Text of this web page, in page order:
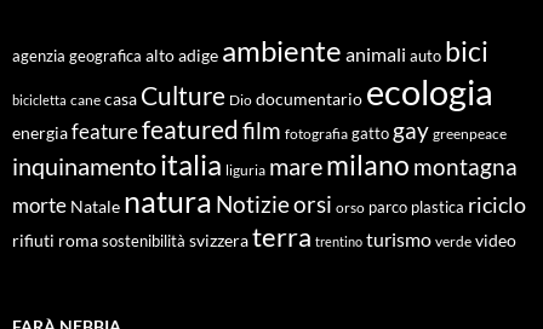
agenzia geografica alto adige ambiente animali auto bici
bicicletta cane casa Culture Dio documentario ecologia
energiafeaturefeaturedfilm fotografia gatto gay greenpeace
inquinamentoitalia liguria maremilano montagna
morte Natale natura Notizieorsi orso parco plastica riciclo
rifiuti roma sostenibilità svizzeraterra trentino turismo verde video